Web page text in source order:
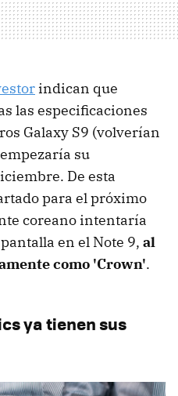
indican que
las especificaciones
Galaxy S9 (volverían
su
De esta
para el próximo
coreano intentaría
en el Note 9, al
como 'Crown'.
ya tienen sus